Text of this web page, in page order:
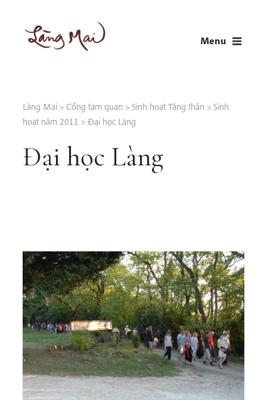
content
Menu
Làng Mai > Cổng tam quan > Sinh hoạt Tăng thân > Sinh
hoạt năm 2011 > Đại học Làng
Đại học Làng